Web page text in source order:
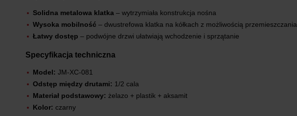
Solidna metalowa klatka – wytrzymiała konstrukcja nośna
Wysoka mobilność – dwustrefowa klatka na kółkach z możliwością przemieszczania
Łatwy dostęp – podwójne drzwi ułatwiają wchodzenie i sprzątanie
Specyfikacja techniczna
Model: JM-XC-081
Odstęp między drutami: 1/2 cala
Materiał podstawowy: żelazo + plastik + aksamit
Kolor: czarny